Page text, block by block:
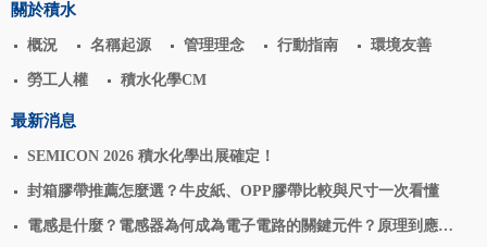
關於積水
概況 名稱起源 管理理念 行動指南 環境友善
勞工人權 積水化學CM
最新消息
SEMICON 2026 積水化學出展確定！
封箱膠帶推薦怎麼選？牛皮紙、OPP膠帶比較與尺寸一次看懂
電感是什麼？電感器為何成為電子電路的關鍵元件？原理到應用